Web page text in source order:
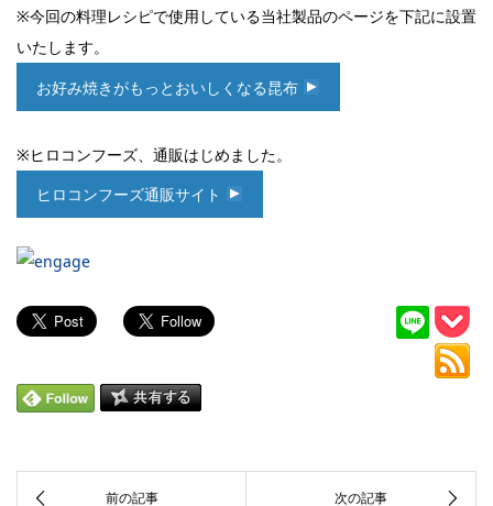
※今回の料理レシピで使用している当社製品のページを下記に設置
いたします。
お好み焼きがもっとおいしくなる昆布
※ヒロコンフーズ、通販はじめました。
ヒロコンフーズ通販サイト